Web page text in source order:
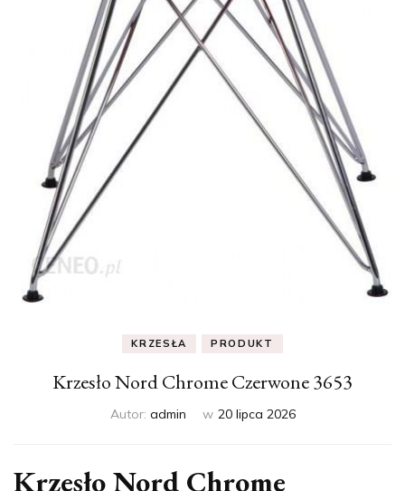
KRZESŁA PRODUKT
Krzesło Nord Chrome Czerwone 3653
Autor: admin w 20 lipca 2026
Krzesło Nord Chrome